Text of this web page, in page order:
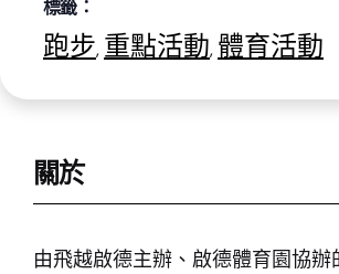
關於
由飛越啟德主辦、啟德體育園協辦
標籤：
跑步, 重點活動, 體育活動